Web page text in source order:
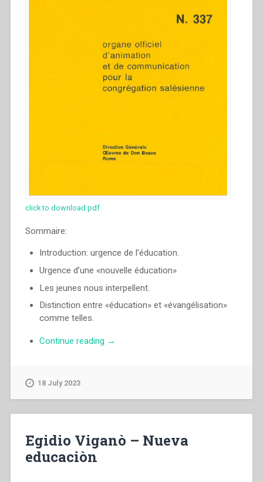
click to download pdf
Sommaire:
Introduction: urgence de l’éducation.
Urgence d’une «nouvelle éducation»
Les jeunes nous interpellent.
Distinction entre «éducation» et «évangélisation»
comme telles.
Continue reading “Egidio
→
18 July 2023
Egidio Viganò – Nueva
educaciòn